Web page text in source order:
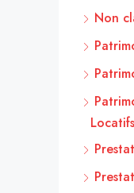
Non
Locatifs